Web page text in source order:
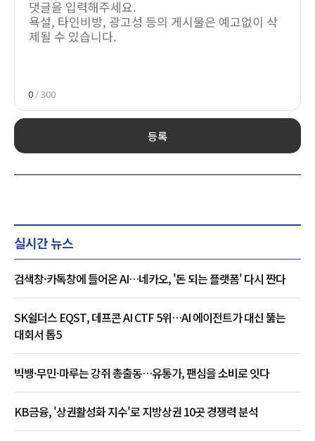
0 / 300
등록
실시간 뉴스
검색창·카톡창에 들어온 AI…네카오, '돈 되는 플랫폼' 다시 짠다
SK쉴더스 EQST, 데프콘 AI CTF 5위…AI 에이전트가 대신 뚫는
대회서 톱5
빅뱅·무민·마루는 강쥐 총출동…유통가, 팬심을 소비로 잇다
KB금융, '상권활성화 지수'로 지방상권 10곳 경쟁력 분석